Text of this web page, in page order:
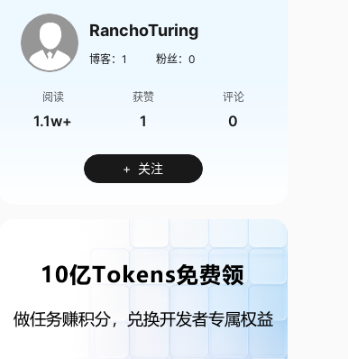
RanchoTuring
博客： 1 粉丝： 0
阅读
1.1w+
获赞
1
评论
0
+ 关注